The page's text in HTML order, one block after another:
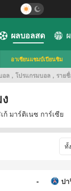
ผลบอลสด
อาเซียนแชมป์เปียนชิม
ล，โปรแกรมบอล，รายชื่
ก้ มาร์ติเนซ การ์เซีย
ทั้
- ป